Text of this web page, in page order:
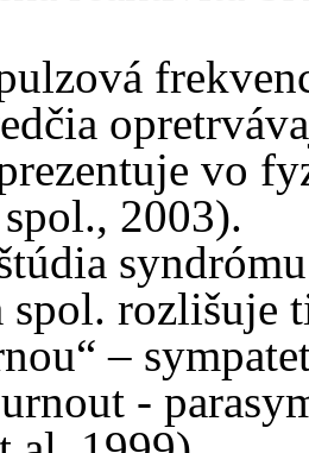
vo
2003).
spol. rozlišuje
–
-